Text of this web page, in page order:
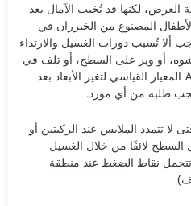
العرض، لكنها قد تُخيب الآمال بعد
المصنوع من الخيزران في
ألا تُسبب دورات الغسيل والارتداء
أو وبر على السطح، أو تلف في
الخياطة. يُعد اختبار AATCC TM135 المعيار القياسي لتغير الأبعاد بعد
طلبه من أي مورد.
تتمدد الملابس عند الركبتين أو
لائقًا من خلال الغسيل
نقاط الضغط عند منطقة